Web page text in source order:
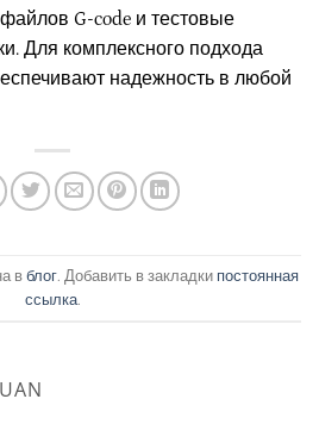
G-code и тестовые
Для комплексного подхода
надежность в любой
в блог. Добавить в закладки постоянная
ссылка.